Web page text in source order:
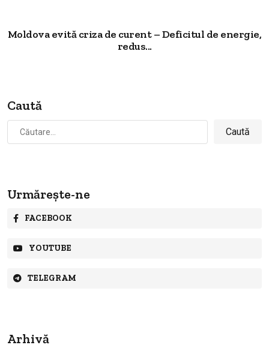
Moldova evită criza de curent – Deficitul de energie,
redus...
Caută
Caută
după:
Urmărește-ne
FACEBOOK
YOUTUBE
TELEGRAM
Arhivă